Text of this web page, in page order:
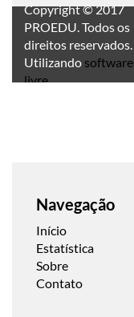
Copyright © 2017
PROEDU. Todos os
direitos reservados.
Utilizando software
livre.
Navegação
Início
Estatística
Sobre
Contato